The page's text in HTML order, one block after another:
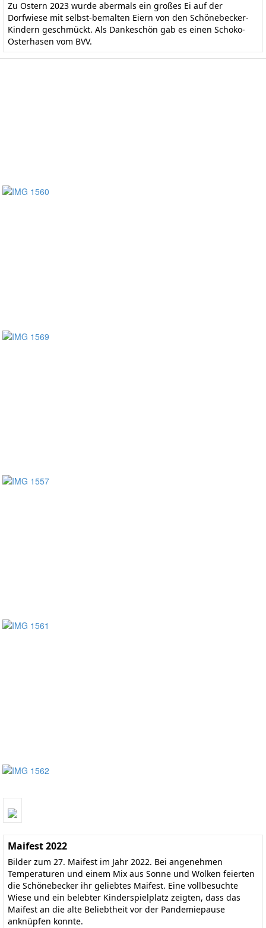
Zu Ostern 2023 wurde abermals ein großes Ei auf der
Dorfwiese mit selbst-bemalten Eiern von den Schönebecker-
Kindern geschmückt. Als Dankeschön gab es einen Schoko-
Osterhasen vom BVV.
Maifest 2022
Bilder zum 27. Maifest im Jahr 2022. Bei angenehmen
Temperaturen und einem Mix aus Sonne und Wolken feierten
die Schönebecker ihr geliebtes Maifest. Eine vollbesuchte
Wiese und ein belebter Kinderspielplatz zeigten, dass das
Maifest an die alte Beliebtheit vor der Pandemiepause
anknüpfen konnte.